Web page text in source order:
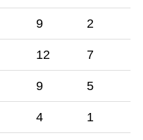
9 2
12 7
9 5
4 1